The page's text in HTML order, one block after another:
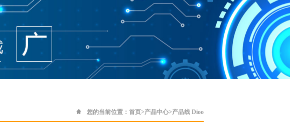
您的当前位置： 首页>产品中心>产品线 Dioo